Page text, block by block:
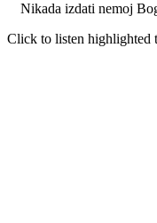
Nikada izdati nemoj
Click to listen highlighted